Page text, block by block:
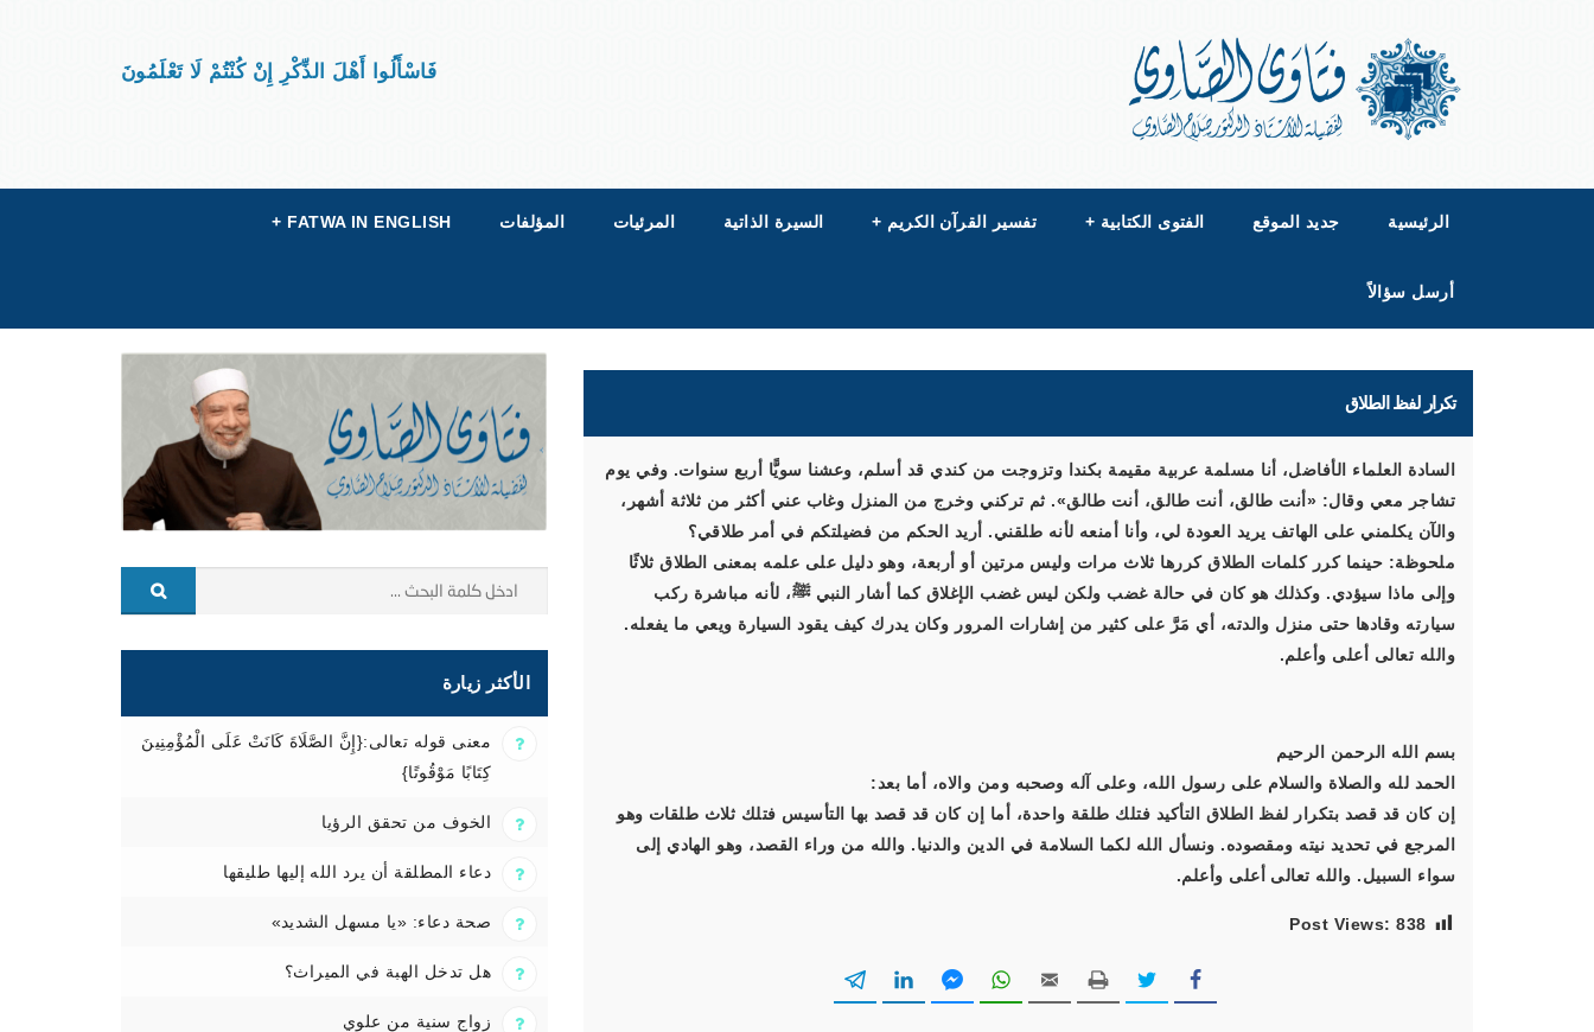
فَاسْأَلُوا أَهْلَ الذِّكْرِ إِنْ كُنْتُمْ لَا تَعْلَمُونَ
الرئيسية جديد الموقع الفتوى الكتابية + تفسير القرآن الكريم + السيرة الذاتية المرئيات المؤلفات FATWA IN ENGLISH
+
أرسل سؤالاً
تكرار لفظ الطلاق
السادة العلماء الأفاضل، أنا مسلمة عربية مقيمة بكندا وتزوجت من كندي قد أسلم، وعشنا سويًّا أربع سنوات. وفي يوم
تشاجر معي وقال: «أنت طالق، أنت طالق، أنت طالق». ثم تركني وخرج من المنزل وغاب عني أكثر من ثلاثة أشهر،
والآن يكلمني على الهاتف يريد العودة لي، وأنا أمنعه لأنه طلقني. أريد الحكم من فضيلتكم في أمر طلاقي؟
ملحوظة: حينما كرر كلمات الطلاق كررها ثلاث مرات وليس مرتين أو أربعة، وهو دليل على علمه بمعنى الطلاق ثلاثًا
وإلى ماذا سيؤدي. وكذلك هو كان في حالة غضب ولكن ليس غضب الإغلاق كما أشار النبي ﷺ، لأنه مباشرة ركب
سيارته وقادها حتى منزل والدته، أي مَرَّ على كثير من إشارات المرور وكان يدرك كيف يقود السيارة ويعي ما يفعله.
والله تعالى أعلى وأعلم.
بسم الله الرحمن الرحيم
الحمد لله والصلاة والسلام على رسول الله، وعلى آله وصحبه ومن والاه، أما بعد:
إن كان قد قصد بتكرار لفظ الطلاق التأكيد فتلك طلقة واحدة، أما إن كان قد قصد بها التأسيس فتلك ثلاث طلقات وهو
المرجع في تحديد نيته ومقصوده. ونسأل الله لكما السلامة في الدين والدنيا. والله من وراء القصد، وهو الهادي إلى
سواء السبيل. والله تعالى أعلى وأعلم.
Post Views: 838
الأكثر زيارة
معنى قوله تعالى:{إِنَّ الصَّلَاةَ كَانَتْ عَلَى الْمُؤْمِنِينَ
كِتَابًا مَوْقُوتًا}
الخوف من تحقق الرؤيا
دعاء المطلقة أن يرد الله إليها طليقها
صحة دعاء: «يا مسهل الشديد»
هل تدخل الهبة في الميراث؟
زواج سنية من علوي